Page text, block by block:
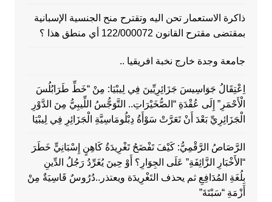
ذاكرة الاستعمار تحن اليه وتقترح منح الجنسية الإسبانية
بمقتضى مقترح القانون 122/000072 أي منطق هذا ؟
جامعة وجدة خارج نخبة افريقيا ..
اِعْتِقَالُ جَوَاسِيسَ جَزَائِرِيِّينَ فِي لِيبْيَا: مِنْ “خَطِّ طَرَابُلُسَ
الْأَحْمَرِ” إِلَى عُقْدَةِ “الصُّخَيْرَاتِ.. التَّوَجُّسُ اللِّيبِيُّ مِنَ الدَّوْرِ
الْجَزَائِرِيِّ بَعْدَ أَنْ تَعَرَّتْ سَوْأَةُ دِبْلُومَاسِيَّةِ الْجَزَائِرِ فِي لِيبْيَا
الرَّصَاصُ الرَّقْمِيُّ: كَيْفَ تَفْضَحُ تَغْرِيدَةُ كَاهِنٍ إِسْبَانِيٍّ خَطَرَ
“الأَخْبَارِ الزَّائِفَةِ” عَلَى الجِوَارِ؟ أَوْ حِينَ يُغَرِّدُ رَجُلُ الدِّينِ
بِلُغَةِ المُدَافِعِ ثم يحذف التَغْرِيدَة ويعتذر..دُرُوسٌ قَاسِيَةٌ مِنْ
أَزْمَةِ “سَبْتَةَ”